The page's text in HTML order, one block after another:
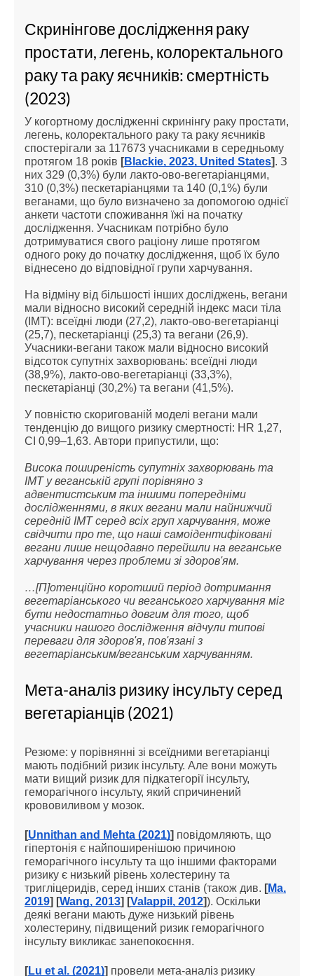
Скринінгове дослідження раку
простати, легень, колоректального
раку та раку яєчників: смертність
(2023)
У когортному дослідженні скринінгу раку простати,
легень, колоректального раку та раку яєчників
спостерігали за 117673 учасниками в середньому
протягом 18 років [Blackie, 2023, United States]. З
них 329 (0,3%) були лакто-ово-вегетаріанцями,
310 (0,3%) пескетаріанцями та 140 (0,1%) були
веганами, що було визначено за допомогою однієї
анкети частоти споживання їжі на початку
дослідження. Учасникам потрібно було
дотримуватися свого раціону лише протягом
одного року до початку дослідження, щоб їх було
віднесено до відповідної групи харчування.
На відміну від більшості інших досліджень, вегани
мали відносно високий середній індекс маси тіла
(ІМТ): всеїдні люди (27,2), лакто-ово-вегетаріанці
(25,7), пескетаріанці (25,3) та вегани (26,9).
Учасники-вегани також мали відносно високий
відсоток супутніх захворювань: всеїдні люди
(38,9%), лакто-ово-вегетаріанці (33,3%),
пескетаріанці (30,2%) та вегани (41,5%).
У повністю скоригованій моделі вегани мали
тенденцію до вищого ризику смертності: HR 1,27,
CI 0,99–1,63. Автори припустили, що:
Висока поширеність супутніх захворювань та
ІМТ у веганській групі порівняно з
адвентистським та іншими попередніми
дослідженнями, в яких вегани мали найнижчий
середній ІМТ серед всіх груп харчування, може
свідчити про те, що наші самоідентифіковані
вегани лише нещодавно перейшли на веганське
харчування через проблеми зі здоров'ям.
…[П]отенційно коротший період дотримання
вегетаріанського чи веганського харчування міг
бути недостатньо довгим для того, щоб
учасники нашого дослідження відчули типові
переваги для здоров'я, пов'язані з
вегетаріанським/веганським харчуванням.
Мета-аналіз ризику інсульту серед
вегетаріанців (2021)
Резюме: у порівнянні зі всеїдними вегетаріанці
мають подібний ризик інсульту. Але вони можуть
мати вищий ризик для підкатегорії інсульту,
геморагічного інсульту, який спричинений
крововиливом у мозок.
[Unnithan and Mehta (2021)] повідомляють, що
гіпертонія є найпоширенішою причиною
геморагічного інсульту та що іншими факторами
ризику є низький рівень холестерину та
тригліцеридів, серед інших станів (також див. [Ma,
2019] [Wang, 2013] [Valappil, 2012]). Оскільки
деякі вегани мають дуже низький рівень
холестерину, підвищений ризик геморагічного
інсульту викликає занепокоєння.
[Lu et al. (2021)] провели мета-аналіз ризику